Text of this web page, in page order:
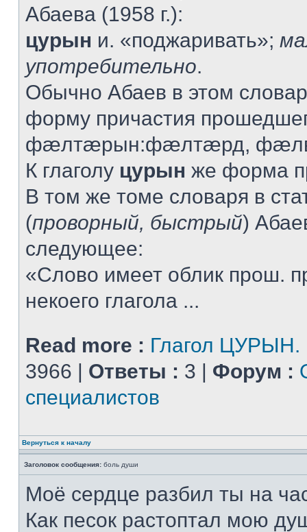
Абаева (1958 г.):
цурын и. «поджаривать»;
употребительно.
Обычно Абаев в этом
форму причастия
фæлтæрын:фæлтæрд,
К глаголу цурын же форма
В том же томе словаря в
(проворный, быстрый)
следующее:
«Слово имеет облик прош.
некоего глагола ...
Read more : Глагол ЦУРЫН.
3966 | Ответы : 3 | Форум :
специалистов
Вернуться к началу
Заголовок сообщения: боль души
Моё сердце разбил ты на
Как песок растоптал мою